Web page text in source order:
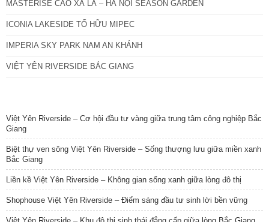
MASTERISE CAO XÀ LÁ – HÀ NỘI SEASON GARDEN
ICONIA LAKESIDE TỐ HỮU MIPEC
IMPERIA SKY PARK NAM AN KHÁNH
VIỆT YÊN RIVERSIDE BẮC GIANG
Việt Yên Riverside – Cơ hội đầu tư vàng giữa trung tâm công nghiệp Bắc
Giang
Biệt thự ven sông Việt Yên Riverside – Sống thượng lưu giữa miền xanh
Bắc Giang
Liền kề Việt Yên Riverside – Không gian sống xanh giữa lòng đô thị
Shophouse Việt Yên Riverside – Điểm sáng đầu tư sinh lời bền vững